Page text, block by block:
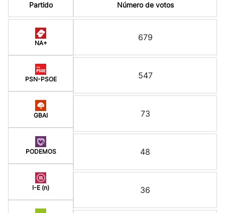
Partido
NA+
PSN-PSOE
GBAI
PODEMOS
I-E (n)
Número de votos
679
547
73
48
36